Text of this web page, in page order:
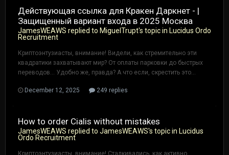
Действующая ссылка для Кракен Даркнет - |
Защищенный вариант входа в 2025 Москва
JamesWEAWS replied to MiguelTrupt's topic in Lucidus Ordo
Recruitment
Криптоэнтузиасты, внимание! Видели, как стремительно эти
квадратики захватывают мир? От оплаты парковки до быстрых
переводов... Удобно же, правда? А что если, скрестить это...
December 12, 2025 249 replies
How to order Cialis without mistakes
JamesWEAWS replied to JamesWEAWS's topic in Lucidus
Ordo Recruitment
Криптоэнтузиасты, внимание! Сталкивались, как активно